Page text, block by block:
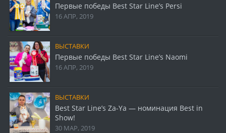
Первые победы Best Star Line’s Persi
16 АПР, 2019
ВЫСТАВКИ
Первые победы Best Star Line’s Naomi
16 АПР, 2019
ВЫСТАВКИ
Best Star Line’s Za-Ya — номинация Best in
Show!
30 МАР, 2019